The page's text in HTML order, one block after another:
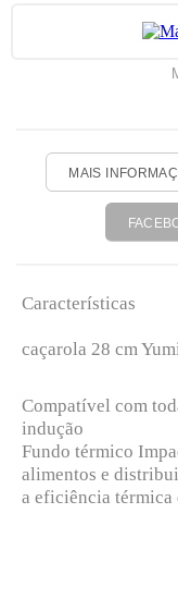
MAIS
Características
caçarola 28 cm
Compatível com
indução
Fundo térmico
alimentos e
a eficiência térmica